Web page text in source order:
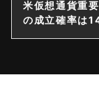
米仮想通貨重
の成立確率は